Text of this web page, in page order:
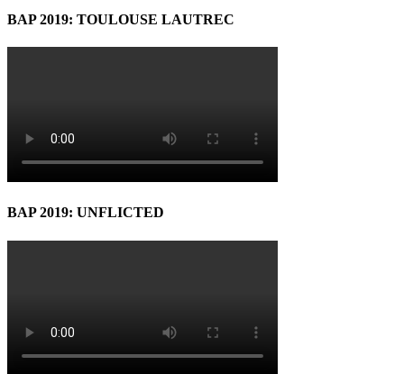
BAP 2019: TOULOUSE LAUTREC
BAP 2019: UNFLICTED